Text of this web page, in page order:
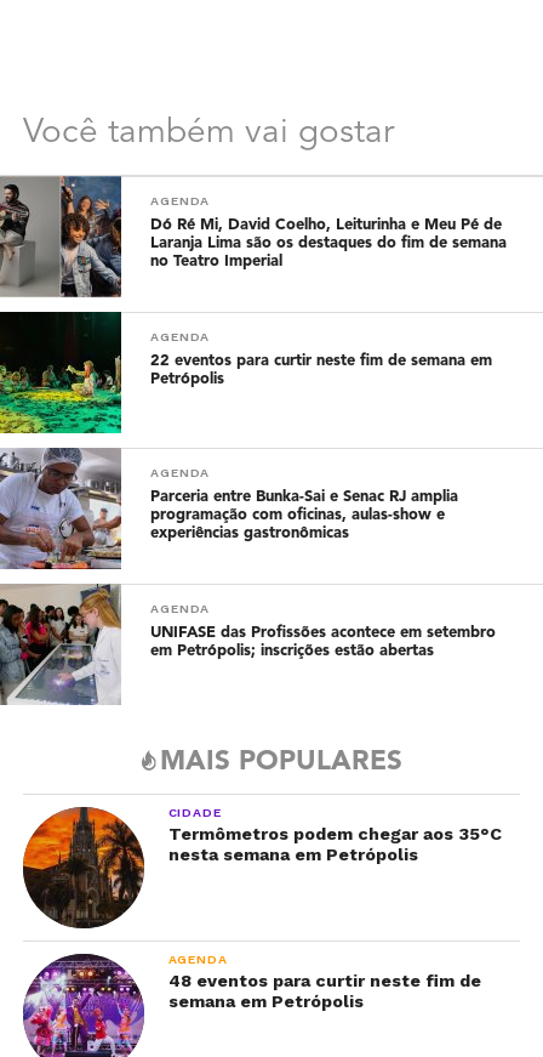
Você também vai gostar
AGENDA
Dó Ré Mi, David Coelho, Leiturinha e Meu Pé de
Laranja Lima são os destaques do fim de semana
no Teatro Imperial
AGENDA
22 eventos para curtir neste fim de semana em
Petrópolis
AGENDA
Parceria entre Bunka-Sai e Senac RJ amplia
programação com oficinas, aulas-show e
experiências gastronômicas
AGENDA
UNIFASE das Profissões acontece em setembro
em Petrópolis; inscrições estão abertas
MAIS POPULARES
CIDADE
Termômetros podem chegar aos 35°C
nesta semana em Petrópolis
AGENDA
48 eventos para curtir neste fim de
semana em Petrópolis